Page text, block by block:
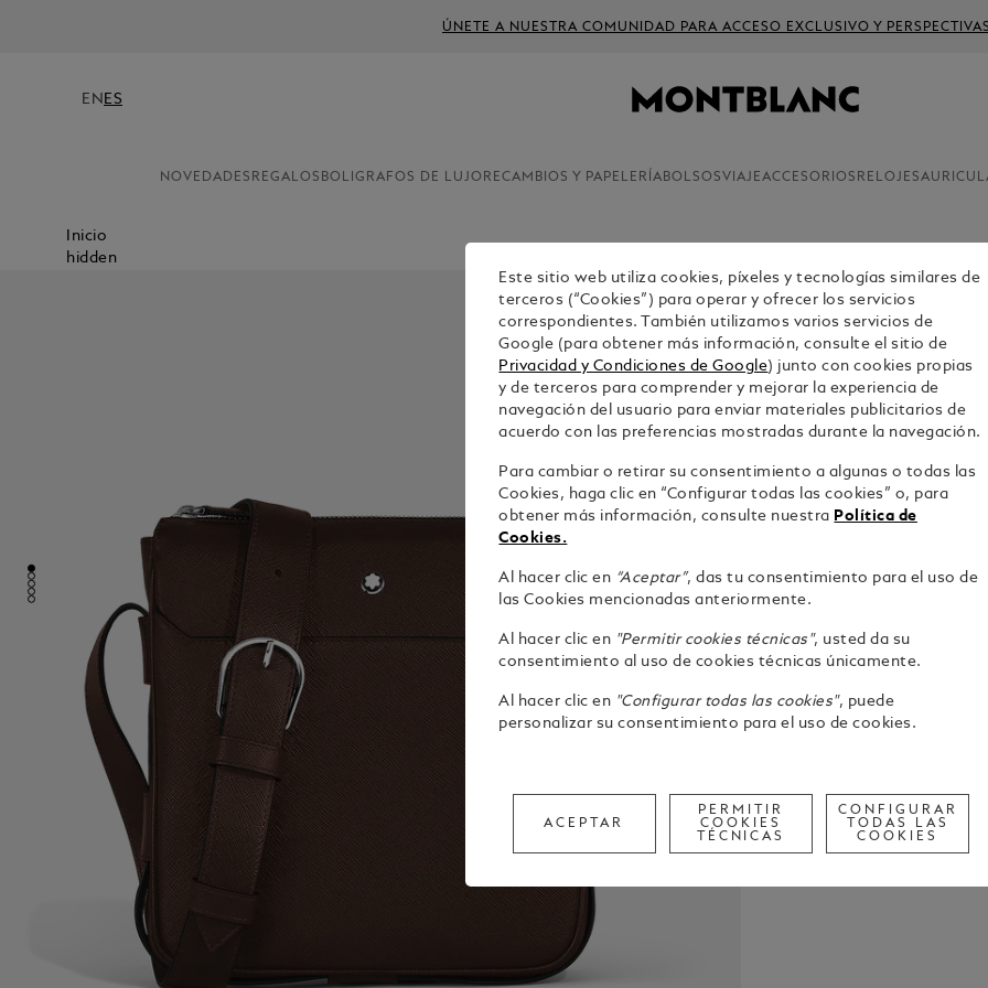
ÚNETE A NUESTRA COMUNIDAD PARA ACCESO EXCLUSIVO Y PERSPECTIVAS
EN ES
NOVEDADES REGALOS BOLIGRAFOS DE LUJO RECAMBIOS Y PAPELERÍA BOLSOSVIAJEACCESORIOS RELOJES
Inicio
hidden
BOLSO
DE PIEL
$1,635.00
Select a
Este bolso
ofrece una
para una
abre para
1 bolsillo
mano y
poder llevar
correa está
recuerda a
Montblanc.
Ver
Call
Este sitio web utiliza cookies, píxeles y tecnologías similares de
terceros (“Cookies”) para operar y ofrecer los servicios
correspondientes. También utilizamos varios servicios de
Google (para obtener más información, consulte el sitio de
Privacidad y Condiciones de Google) junto con cookies propias
y de terceros para comprender y mejorar la experiencia de
navegación del usuario para enviar materiales publicitarios de
acuerdo con las preferencias mostradas durante la navegación.
Para cambiar o retirar su consentimiento a algunas o todas las
Cookies, haga clic en “Configurar todas las cookies” o, para
obtener más información, consulte nuestra Política de
Cookies.
Al hacer clic en “Aceptar”, das tu consentimiento para el uso de
las Cookies mencionadas anteriormente.
Al hacer clic en "Permitir cookies técnicas", usted da su
consentimiento al uso de cookies técnicas únicamente.
Al hacer clic en "Configurar todas las cookies", puede
personalizar su consentimiento para el uso de cookies.
ACEPTAR
PERMITIR
COOKIES
TÉCNICAS
CONFIGURAR
TODAS LAS
COOKIES